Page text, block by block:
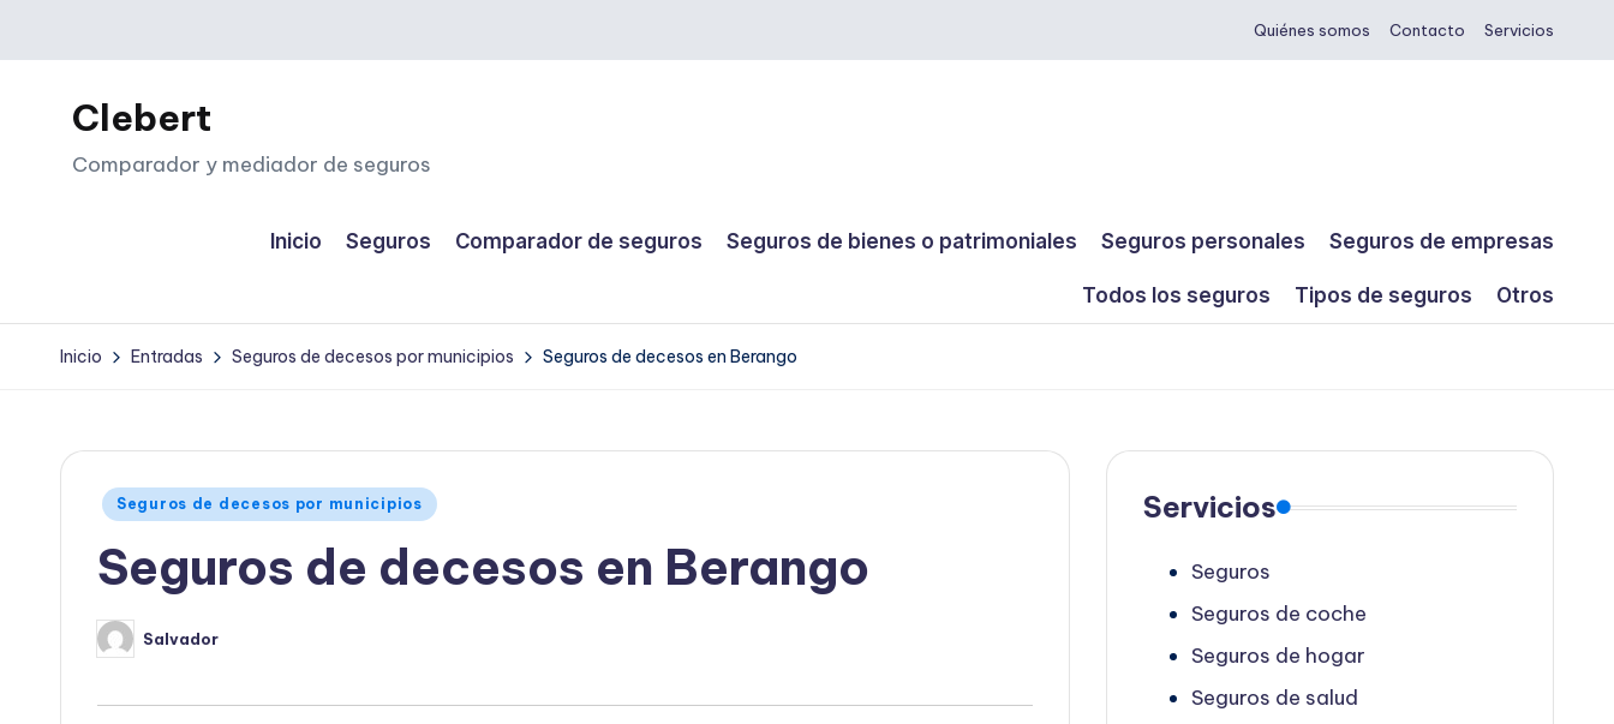
Saltar
contenido
Quiénes somos Contacto Servicios
Clebert
Comparador y mediador de seguros
Inicio Seguros Comparador de seguros Seguros de bienes o patrimoniales Seguros personales Seguros de empresas
Todos los seguros Tipos de seguros Otros
Inicio Entradas Seguros de decesos por municipios Seguros de decesos en Berango
Publicado
Seguros de decesos por municipios
Seguros de decesos en Berango
Publicado
por
Salvador
Servicios
Seguros
Seguros de coche
Seguros de hogar
Seguros de salud